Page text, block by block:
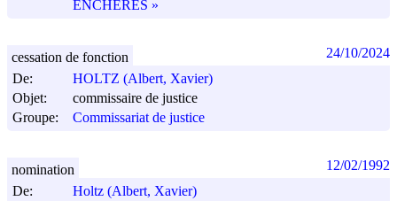
ENCHERES »
De:
HOLTZ (Albert, Xavier)
Objet:
commissaire de justice
Groupe:
Commissariat de justice
cessation de fonction 24/10/2024
De:
Holtz (Albert, Xavier)
nomination 12/02/1992